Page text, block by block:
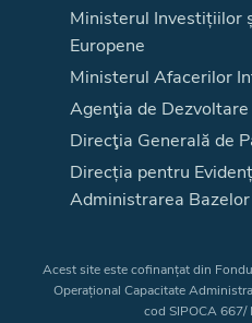
Ministerul Investițiilor
Europene
Ministerul Afacerilor
Agenţia de
Direcţia Generală de
Direcția pentru
Administrarea
Acest site este cofinanțat din
Operațional Capacitate
cod SIPOCA 667/